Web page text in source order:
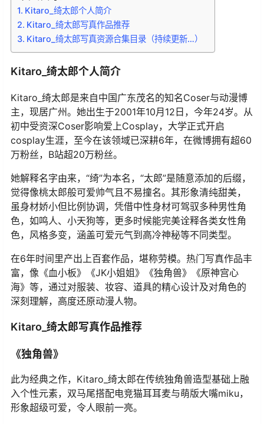
Kitaro_绮太郎个人简介
Kitaro_绮太郎写真作品推荐
Kitaro_绮太郎写真资源合集目录（持续更新…）
Kitaro_绮太郎个人简介
Kitaro_绮太郎是来自中国广东茂名的知名Coser与动漫博
主，现居广州。她出生于2001年10月12日，今年24岁。从
初中受资深Coser影响爱上Cosplay，大学正式开启
cosplay生涯，至今在该领域已深耕6年，在微博拥有超60
万粉丝，B站超20万粉丝。
她解释名字由来，“绮”为本名，“太郎”是随意添加的后缀，
觉得像桃太郎般可爱帅气且不易撞名。其形象清纯甜美，
虽身材娇小但比例协调，凭借中性身材可驾驭多种男性角
色，如鸣人、小天狗等，更多时候能完美诠释各类女性角
色，风格多变，涵盖可爱元气到高冷神秘等不同类型。
在6年时间里产出上百套作品，堪称劳模。热门写真作品丰
富，像《血小板》《JK小姐姐》《独角兽》《原神宫心
海》等，通过对服装、妆容、道具的精心设计及对角色的
深刻理解，高度还原动漫人物。
Kitaro_绮太郎写真作品推荐
《独角兽》
此为经典之作，Kitaro_绮太郎在传统独角兽造型基础上融
入个性元素，双马尾搭配电竞猫耳耳麦与萌版大嘴miku，
形象超级可爱，令人眼前一亮。